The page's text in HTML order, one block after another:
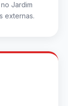
Jardim
externas.